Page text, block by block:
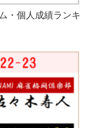
・個人成績ランキ